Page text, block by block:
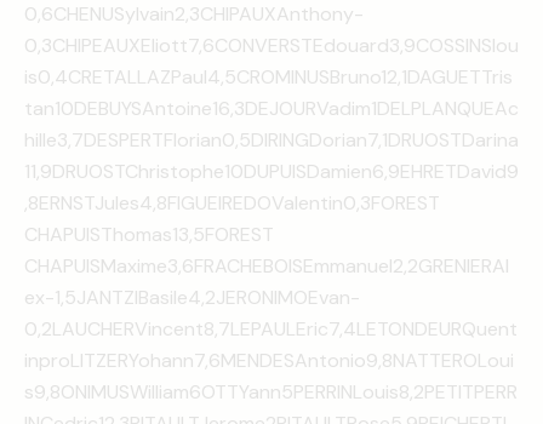
0,6CHENUSylvain2,3CHIPAUXAnthony-
0,3CHIPEAUXEliott7,6CONVERSTEdouard3,9COSSINSlou
is0,4CRETALLAZPaul4,5CROMINUSBruno12,1DAGUETTris
tan10DEBUYSAntoine16,3DEJOURVadim1DELPLANQUEAc
hille3,7DESPERTFlorian0,5DIRINGDorian7,1DRUOSTDarina
11,9DRUOSTChristophe10DUPUISDamien6,9EHRETDavid9
,8ERNSTJules4,8FIGUEIREDOValentin0,3FOREST
CHAPUISThomas13,5FOREST
CHAPUISMaxime3,6FRACHEBOISEmmanuel2,2GRENIERAl
ex-1,5JANTZIBasile4,2JERONIMOEvan-
0,2LAUCHERVincent8,7LEPAULEric7,4LETONDEURQuent
inproLITZERYohann7,6MENDESAntonio9,8NATTEROLoui
s9,8ONIMUSWilliam6OTTYann5PERRINLouis8,2PETITPERR